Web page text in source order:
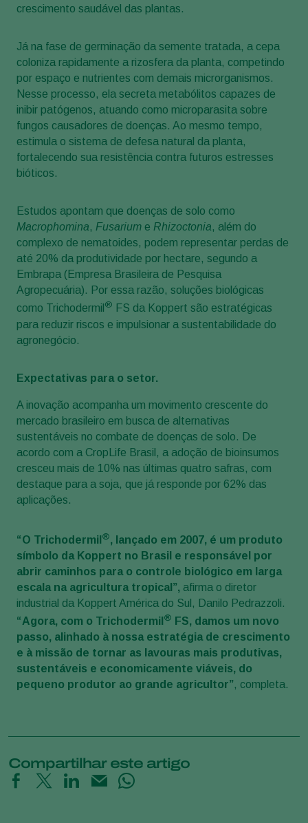
crescimento saudável das plantas.
Já na fase de germinação da semente tratada, a cepa
coloniza rapidamente a rizosfera da planta, competindo
por espaço e nutrientes com demais microrganismos.
Nesse processo, ela secreta metabólitos capazes de
inibir patógenos, atuando como microparasita sobre
fungos causadores de doenças. Ao mesmo tempo,
estimula o sistema de defesa natural da planta,
fortalecendo sua resistência contra futuros estresses
bióticos.
Estudos apontam que doenças de solo como
Macrophomina, Fusarium e Rhizoctonia, além do
complexo de nematoides, podem representar perdas de
até 20% da produtividade por hectare, segundo a
Embrapa (Empresa Brasileira de Pesquisa
Agropecuária). Por essa razão, soluções biológicas
como Trichodermil ® FS da Koppert são estratégicas
para reduzir riscos e impulsionar a sustentabilidade do
agronegócio.
Expectativas para o setor.
A inovação acompanha um movimento crescente do
mercado brasileiro em busca de alternativas
sustentáveis no combate de doenças de solo. De
acordo com a CropLife Brasil, a adoção de bioinsumos
cresceu mais de 10% nas últimas quatro safras, com
destaque para a soja, que já responde por 62% das
aplicações.
“O Trichodermil ®, lançado em 2007, é um produto
símbolo da Koppert no Brasil e responsável por
abrir caminhos para o controle biológico em larga
escala na agricultura tropical”, afirma o diretor
industrial da Koppert América do Sul, Danilo Pedrazzoli.
“Agora, com o Trichodermil ® FS, damos um novo
passo, alinhado à nossa estratégia de crescimento
e à missão de tornar as lavouras mais produtivas,
sustentáveis e economicamente viáveis, do
pequeno produtor ao grande agricultor”, completa.
Compartilhar este artigo